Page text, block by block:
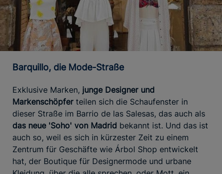
Barquillo, die Mode-Straße
Exklusive Marken, junge Designer und
Markenschöpferteilen sich die Schaufenster in
dieser Straße im Barrio de las Salesas, das auch als
das neue 'Soho' von Madrid bekannt ist. Und das ist
auch so, weil es sich in kürzester Zeit zu einem
Zentrum für Geschäfte wie Árbol Shop entwickelt
hat, der Boutique für Designermode und urbane